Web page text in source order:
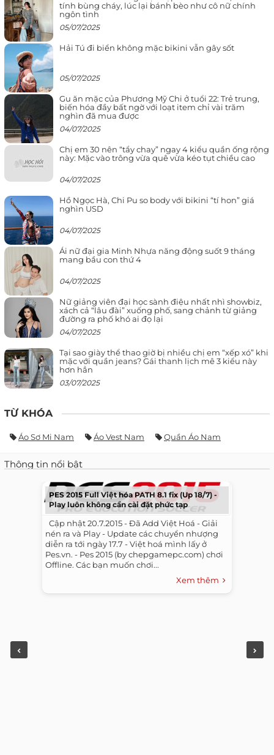
tính bùng cháy, lúc lại bánh bèo như cô nữ chính
ngôn tình
05/07/2025
Hải Tú đi biển không mặc bikini vẫn gây sốt
05/07/2025
Gu ăn mặc của Phương Mỹ Chi ở tuổi 22: Trẻ trung,
biến hóa đầy bất ngờ với loạt item chỉ vài trăm
nghìn đã mua được
04/07/2025
Chị em 30 nên “tẩy chay” ngay 4 kiểu quần ống rộng
này: Mặc vào trông vừa quê vừa kéo tụt chiều cao
04/07/2025
Hồ Ngọc Hà, Chi Pu so body với bikini “tí hon” giá
nghìn USD
04/07/2025
Ái nữ đại gia Minh Nhựa năng động suốt 9 tháng
mang bầu con thứ 4
04/07/2025
Nữ giảng viên đại học sành điệu nhất nhì showbiz,
xách cả “lâu đài” xuống phố, sang chảnh từ giảng
đường ra phố khó ai đọ lại
04/07/2025
Tại sao giày thể thao giờ bị nhiều chị em “xếp xó” khi
mặc với quần jeans? Gái thanh lịch mê 3 kiểu này
hơn hẳn
03/07/2025
TỪ KHÓA
Áo Sơ Mi Nam Áo Vest Nam Quần Áo Nam
Thông tin nổi bật
PES 2015 Full Việt hóa PATH 8.1 fix (Up 18/7) -
Play luôn không cần cài đặt phức tạp
​ ​ Cập nhật 20.7.2015 - Đã Add Việt Hoá - Giải
nén ra và Play - Update các chuyển nhượng
diễn ra tới ngày 17.7 - Việt hoá mình lấy ở
Pes.vn. - Pes 2015 (by chepgamepc.com) chơi
Offline. Các bạn muốn chơi...
Xem thêm